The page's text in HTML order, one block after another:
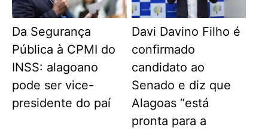
Da Segurança
Pública à CPMI do
INSS: alagoano
pode ser vice-
presidente do paí
Davi Davino Filho é
confirmado
candidato ao
Senado e diz que
Alagoas “está
pronta para a